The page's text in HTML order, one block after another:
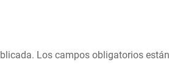
Los campos obligatorios están